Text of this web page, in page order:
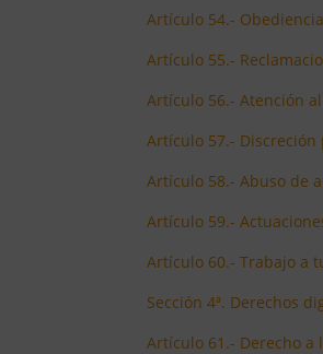
Artículo 54.-
Artículo 55.-
Artículo 56.- Atención
Artículo 57.-
Artículo 58.- Abuso de
Artículo 59.-
Artículo 60.- Trabajo a
Sección 4ª. Derechos
Artículo 61.- Derecho a